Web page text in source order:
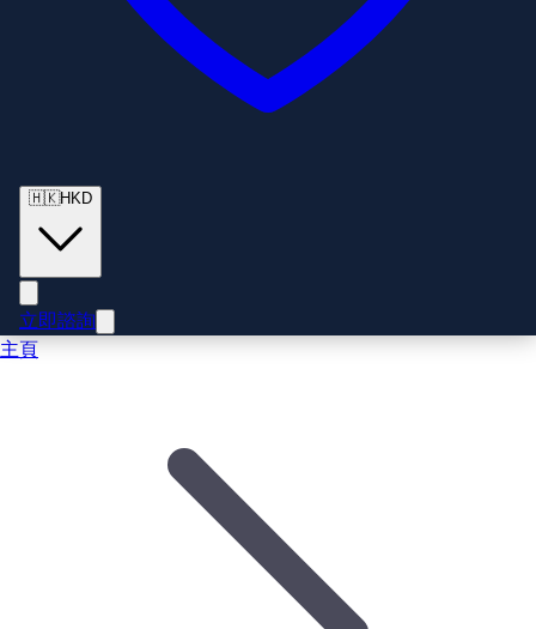
🇭🇰HKD
立即諮詢
主頁